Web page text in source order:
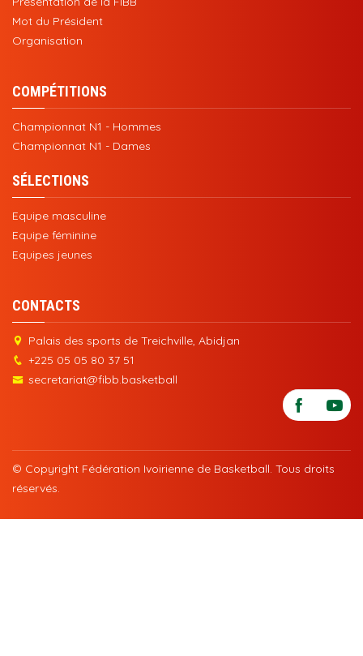
Mot du Président
Organisation
COMPÉTITIONS
Championnat N1 - Hommes
Championnat N1 - Dames
SÉLECTIONS
Equipe masculine
Equipe féminine
Equipes jeunes
CONTACTS
Palais des sports de Treichville, Abidjan
+225 05 05 80 37 51
secretariat@fibb.basketball
© Copyright Fédération Ivoirienne de Basketball. Tous droits
réservés.